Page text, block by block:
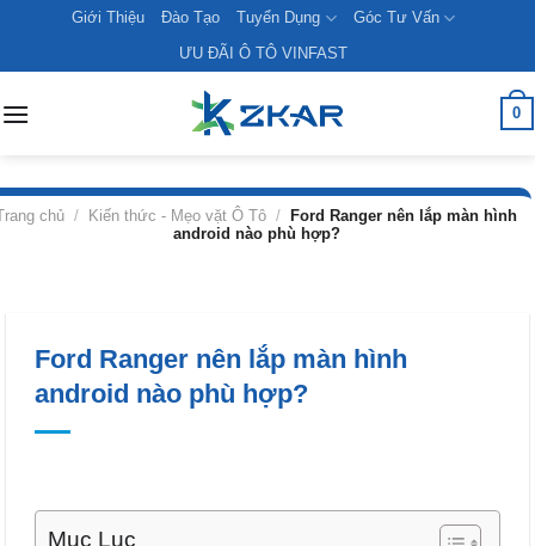
content
Giới Thiệu Đào Tạo Tuyển Dụng
Góc Tư Vấn
ƯU ĐÃI Ô TÔ VINFAST
0
chủ / Kiến thức - Mẹo vặt Ô Tô /
Ford Ranger nên lắp màn hình
android nào phù hợp?
Ford Ranger nên lắp màn hình
android nào phù hợp?
Mục Lục